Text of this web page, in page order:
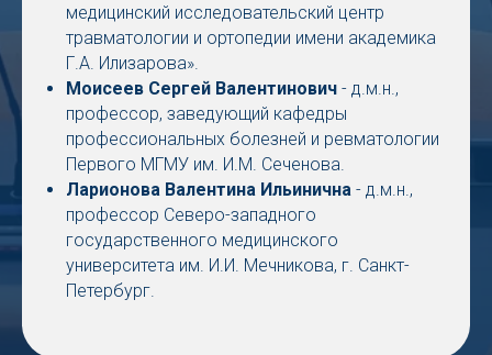
медицинский исследовательский центр
травматологии и ортопедии имени академика
Г.А. Илизарова».
Моисеев Сергей Валентинович - д.м.н.,
профессор, заведующий кафедры
профессиональных болезней и ревматологии
Первого МГМУ им. И.М. Сеченова.
Ларионова Валентина Ильинична - д.м.н.,
профессор Северо-западного
государственного медицинского
университета им. И.И. Мечникова, г. Санкт-
Петербург.